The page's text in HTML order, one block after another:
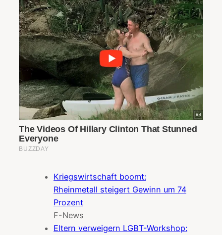
Kriegswirtschaft boomt:
Rheinmetall steigert Gewinn um 74
Prozent
F-News
Eltern verweigern LGBT-Workshop: